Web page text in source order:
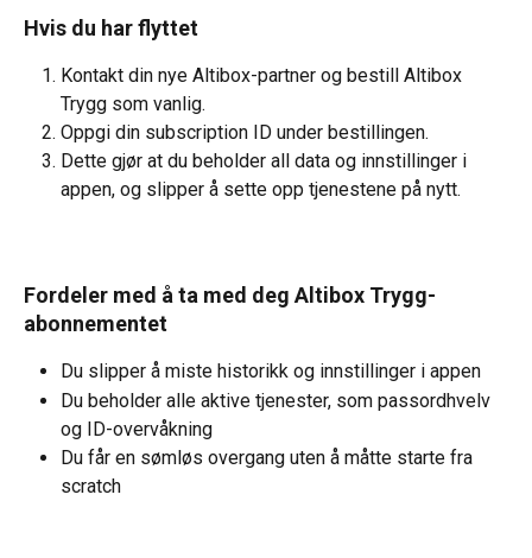
Hvis du har flyttet
Kontakt din nye Altibox-partner og bestill Altibox
Trygg som vanlig.
Oppgi din subscription ID under bestillingen.
Dette gjør at du beholder all data og innstillinger i
appen, og slipper å sette opp tjenestene på nytt.
Fordeler med å ta med deg Altibox Trygg-
abonnementet
Du slipper å miste historikk og innstillinger i appen
Du beholder alle aktive tjenester, som passordhvelv
og ID-overvåkning
Du får en sømløs overgang uten å måtte starte fra
scratch